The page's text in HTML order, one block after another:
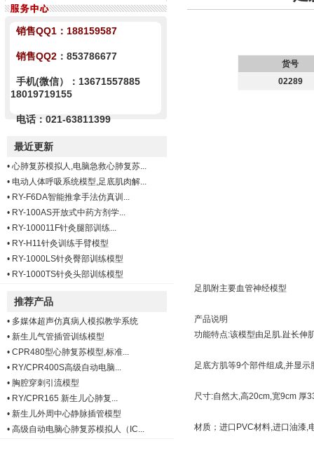
销售QQ1： 188159587
销售QQ2 ：853786677
手机(微信）：13671557885
18019719155
电话：021-63811399
最近更新
• 心肺复苏模拟人,电脑急救心肺复苏...
• 电动人体呼吸系统模型,足底肌肉解...
• RY-F6DA智能推拿手法仿真训...
• RY-100AS开放式中药方剂学...
• RY-100011F针灸腿部训练...
• RY-H11针灸训练手臂模型
• RY-1000LS针灸臀部训练模型
• RY-1000TS针灸头部训练模型
推荐产品
• 多媒体超声仿真病人模拟教学系统
• 新生儿气管插管训练模型
• CPR480型心肺复苏模型,标准...
• RY/CPR400S高级自动电脑...
• 胸腔穿刺引流模型
• RY/CPR165 新生儿心肺复...
• 新生儿外周中心静脉插管模型
• 高级自动电脑心肺复苏模拟人（IC...
货号
02289
足肌附主要血管神经模型
产品说明
功能特点:该模型由足肌.趾长伸
足底方肌等9个部件组成,并显
尺寸:自然大,高20cm,宽9cm 厚
材质；进口PVC材料,进口油漆,